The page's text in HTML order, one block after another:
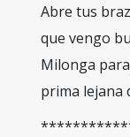
Abre tus
que vengo
Milonga
prima lejana